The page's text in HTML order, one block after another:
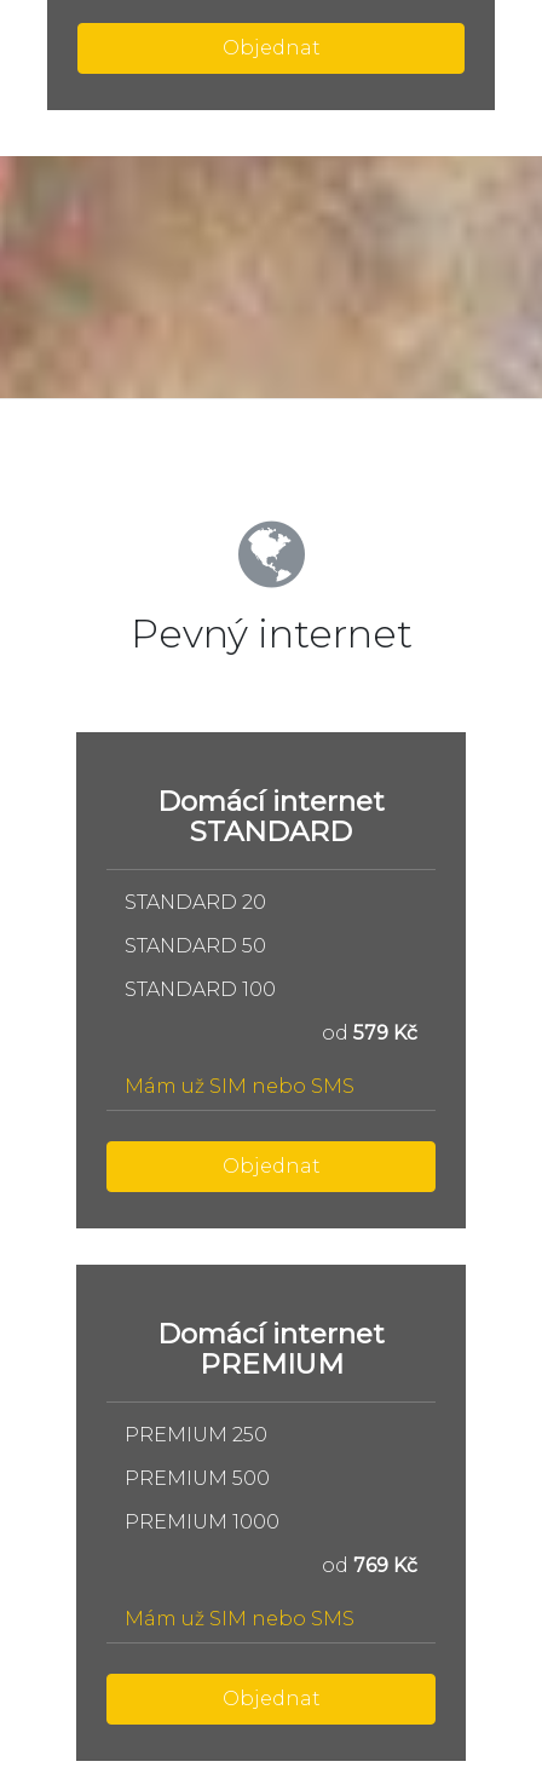
Objednat
Pevný internet
Domácí internet
STANDARD
STANDARD 20
STANDARD 50
STANDARD 100
od 579 Kč
Mám už SIM nebo SMS
Objednat
Domácí internet
PREMIUM
PREMIUM 250
PREMIUM 500
PREMIUM 1000
od 769 Kč
Mám už SIM nebo SMS
Objednat